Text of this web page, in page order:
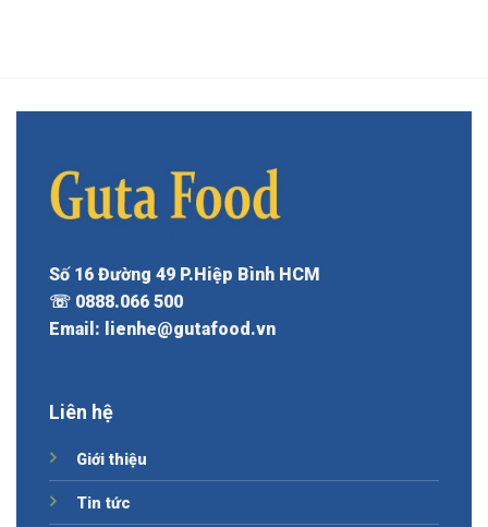
Số 16 Đường 49 P.Hiệp Bình HCM
☏ 0888.066 500
Email: lienhe@gutafood.vn
Liên hệ
Giới thiệu
Tin tức